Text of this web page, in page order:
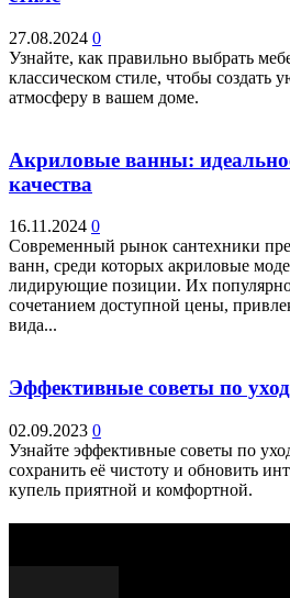
27.08.2024 0
Узнайте, как правильно выбрать
классическом стиле, чтобы создать
атмосферу в вашем доме.
Акриловые ванны:
качества
16.11.2024 0
Современный рынок сантехники
ванн, среди которых акриловые
лидирующие позиции. Их
сочетанием доступной цены,
вида...
Эффективные советы по
02.09.2023 0
Узнайте эффективные советы по
сохранить её чистоту и обновить
купель приятной и комфортной.